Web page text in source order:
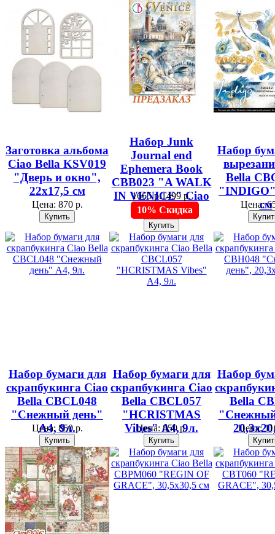
Заготовка альбома
Ciao Bella KSV019
"Дверь и окно",
22х17,5 см
Цена: 870 р.
Набор Junk
Journal end
Ephemera Book
CBB023 "A WALK
IN VENICE" Ciao
Bella, А4
1665 р.1499 р.
10% Скидка
Набор
Bella
см
Цена:
Набор бумаги для
скрапбукинга Ciao
Bella CBCL048
"Снежный день"
А4, 9л.
Цена: 850 р.
Набор бумаги для
скрапбукинга Ciao
Bella CBCL057
"HCRISTMAS
Vibes" А4, 9л.
Цена:850 р.
Набор
Bella
Цена: